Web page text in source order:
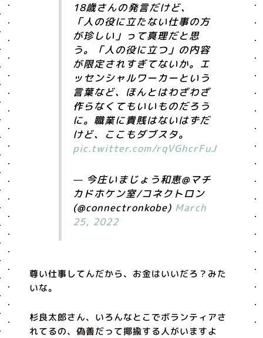
18歳さんの発言だけど、
「人の役に立たない仕事の方
が珍しい」って真理だと思
う。「人の役に立つ」の内容
が限定されすぎてないか。エ
ッセンシャルワーカーという
言葉など、ほんとはわざわざ
作らなくてもいいものだろう
に。職業に貴賎はないはずだ
けど、ここもダブスタ。
pic.twitter.com/rqVGhcrFuJ
— 今庄いまじょう和恵@マチ
カドホケン室/コネクトロン
(@connectronkobe) March
25, 2022
尊い仕事してんだから、お金はいいだろ？みた
いな。
杉良太郎さん、いろんなとこでボランティアさ
れてるの、偽善だって揶揄する人がいますよ